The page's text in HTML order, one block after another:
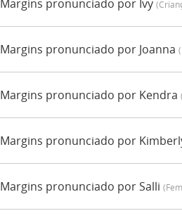
Margins pronunciado por Ivy
Margins pronunciado por Joanna
Margins pronunciado por Kendra
Margins pronunciado por
Margins pronunciado por Salli